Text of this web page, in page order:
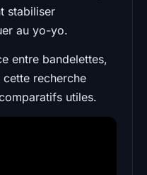
stabiliser
au yo-yo.
entre bandelettes,
recherche
utiles.